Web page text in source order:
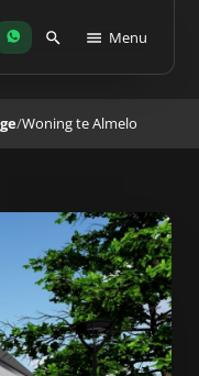
Menu
/Woning te Almelo